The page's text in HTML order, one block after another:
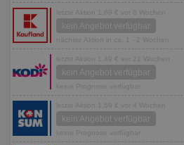
letzte Aktion 1,69 € vor 8 Wochen
kein Angebot verfügbar
nächste Aktion in ca. 1 - 2 Wochen
letzte Aktion 1,49 € vor 21 Wochen
kein Angebot verfügbar
keine Prognose verfügbar
letzte Aktion 1,69 € vor 4 Wochen
kein Angebot verfügbar
keine Prognose verfügbar